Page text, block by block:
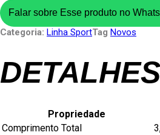
Falar sobre Esse produto no
Categoria: Linha SportTag Novos
Propriedade
Comprimento Total